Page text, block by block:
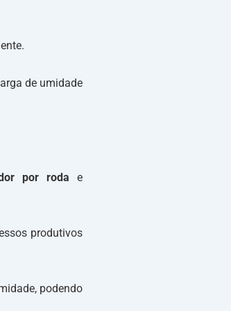
de umidade
por roda e
produtivos
podendo